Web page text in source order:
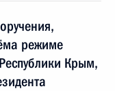
режиме
Крым,